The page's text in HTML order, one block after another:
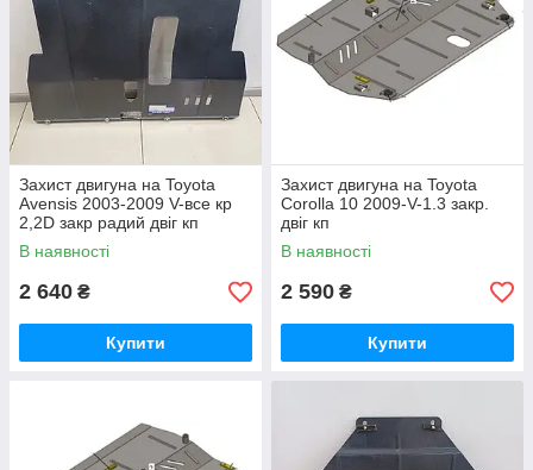
Захист двигуна на Toyota
Avensis 2003-2009 V-все кр
2,2D закр радий двіг кп
В наявності
2 640 ₴
Купити
Захист двигуна на Toyota
Corolla 10 2009-V-1.3 закр.
двіг кп
В наявності
2 590 ₴
Купити